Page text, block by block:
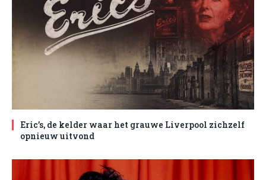
Eric’s, de kelder waar het grauwe Liverpool zichzelf
opnieuw uitvond